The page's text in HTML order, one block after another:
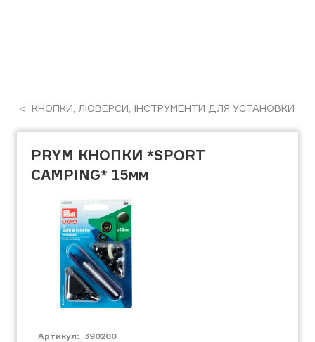
КНОПКИ, ЛЮВЕРСИ, ІНСТРУМЕНТИ ДЛЯ УСТАНОВКИ
PRYM КНОПКИ *SPORT
CAMPING* 15мм
Артикул: 390200